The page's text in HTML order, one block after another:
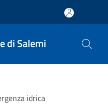
di Salemi
idrica